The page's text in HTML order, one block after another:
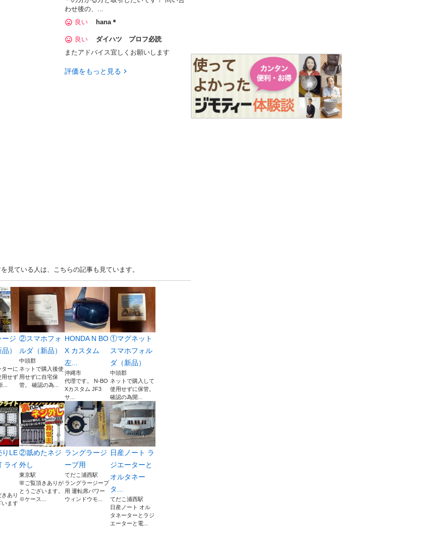
わせ後の、...
良い
hana＊
良い
ダイハツ プロフ必読
またアドバイス宜しくお願いします
評価をもっと見る
見ている人は、こちらの記事も見ています。
ージ
）
ターに
用せず
②スマホフォ
ルダ（新品）
中頭郡
ネットで購入後使
用せずに自宅保
管。 確認の為...
HONDA N BO
X カスタム
左...
沖縄市
代理です。 N-BO
Xカスタム JF3
サ...
①マグネット
スマホフォル
ダ（新品）
中頭郡
ネットで購入して
使用せずに保管。
確認の為開...
LE
ライ
きあり
います
②舐めたネジ
外し
東京駅
🌸ご覧頂きありが
とうございます。
※ケース...
ラングラージ
ープ用
てだこ浦西駅
ラングラージープ
用 運転席パワー
ウィンドウモ...
日産ノート ラ
ジエーターと
オルタネー
タ...
てだこ浦西駅
日産ノート オル
タネーターとラジ
エーターと電...